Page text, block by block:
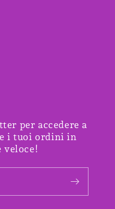
per accedere a
i tuoi ordini in
veloce!